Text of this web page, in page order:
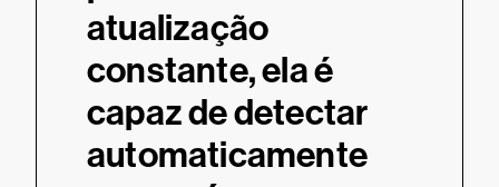
atualização
constante, ela é
capaz de detectar
automaticamente